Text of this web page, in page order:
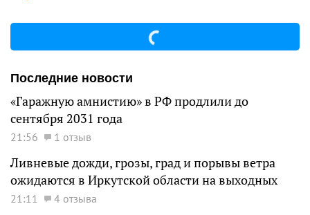
Последние новости
«Гаражную амнистию» в РФ продлили до
сентября 2031 года
21:56 1 отзыв
Ливневые дожди, грозы, град и порывы ветра
ожидаются в Иркутской области на выходных
21:11 4 отзыва